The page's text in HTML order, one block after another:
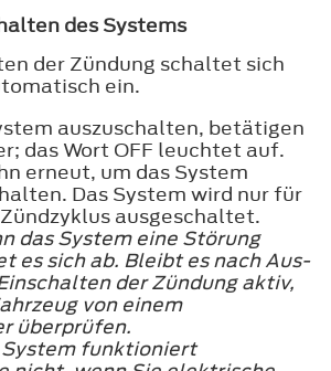
des Systems
der Zündung schaltet sich
ein.
auszuschalten, betätigen
das Wort OFF leuchtet auf.
erneut, um das System
Das System wird nur für
ausgeschaltet.
das System eine Störung
es sich ab. Bleibt es nach Aus-
der Zündung aktiv,
von einem
überprüfen.
System funktioniert